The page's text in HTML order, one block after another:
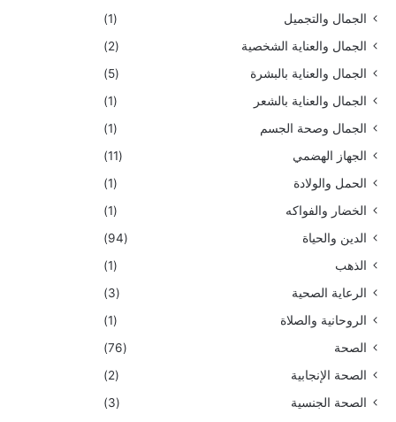
الجمال والتجميل
(1)
الجمال والعناية الشخصية
(2)
الجمال والعناية بالبشرة
(5)
الجمال والعناية بالشعر
(1)
الجمال وصحة الجسم
(1)
الجهاز الهضمي
(11)
الحمل والولادة
(1)
الخضار والفواكه
(1)
الدين والحياة
(94)
الذهب
(1)
الرعاية الصحية
(3)
الروحانية والصلاة
(1)
الصحة
(76)
الصحة الإنجابية
(2)
الصحة الجنسية
(3)